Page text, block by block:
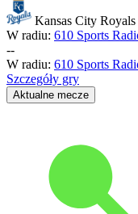
Kansas City Royals
W radiu: 610 Sports
--
W radiu: 610 Sports
Szczegóły gry
Aktualne mecze